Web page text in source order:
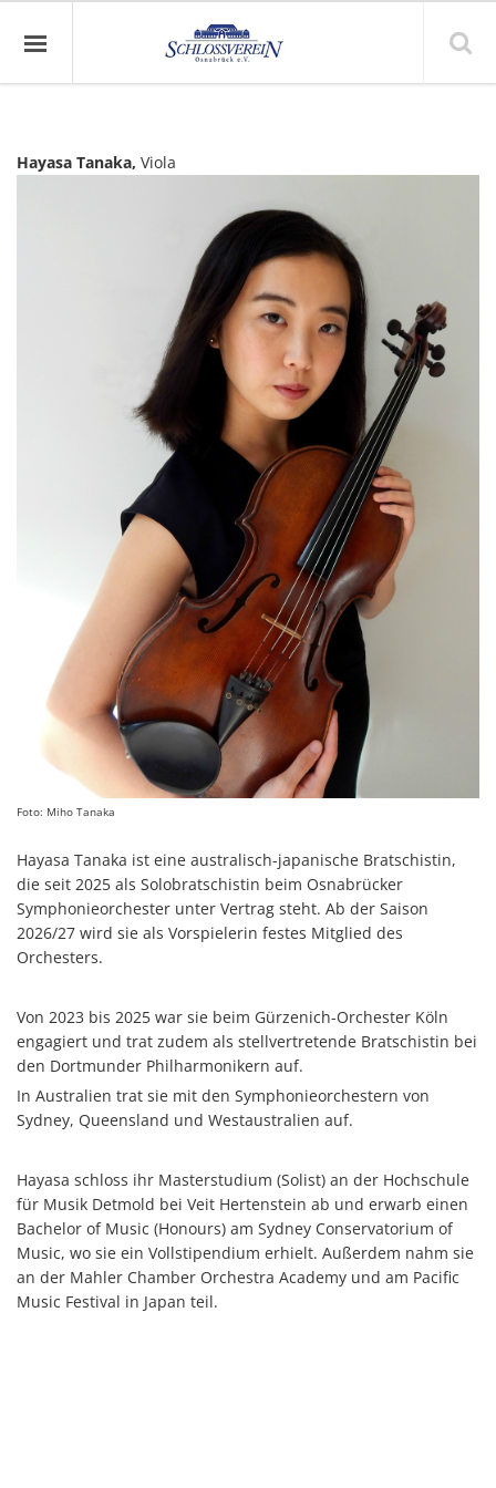
Hayasa Tanaka, Viola
Foto: Miho Tanaka
Hayasa Tanaka ist eine australisch-japanische Bratschistin,
die seit 2025 als Solobratschistin beim Osnabrücker
Symphonieorchester unter Vertrag steht. Ab der Saison
2026/27 wird sie als Vorspielerin festes Mitglied des
Orchesters.
Von 2023 bis 2025 war sie beim Gürzenich-Orchester Köln
engagiert und trat zudem als stellvertretende Bratschistin bei
den Dortmunder Philharmonikern auf.
In Australien trat sie mit den Symphonieorchestern von
Sydney, Queensland und Westaustralien auf.
Hayasa schloss ihr Masterstudium (Solist) an der Hochschule
für Musik Detmold bei Veit Hertenstein ab und erwarb einen
Bachelor of Music (Honours) am Sydney Conservatorium of
Music, wo sie ein Vollstipendium erhielt. Außerdem nahm sie
an der Mahler Chamber Orchestra Academy und am Pacific
Music Festival in Japan teil.